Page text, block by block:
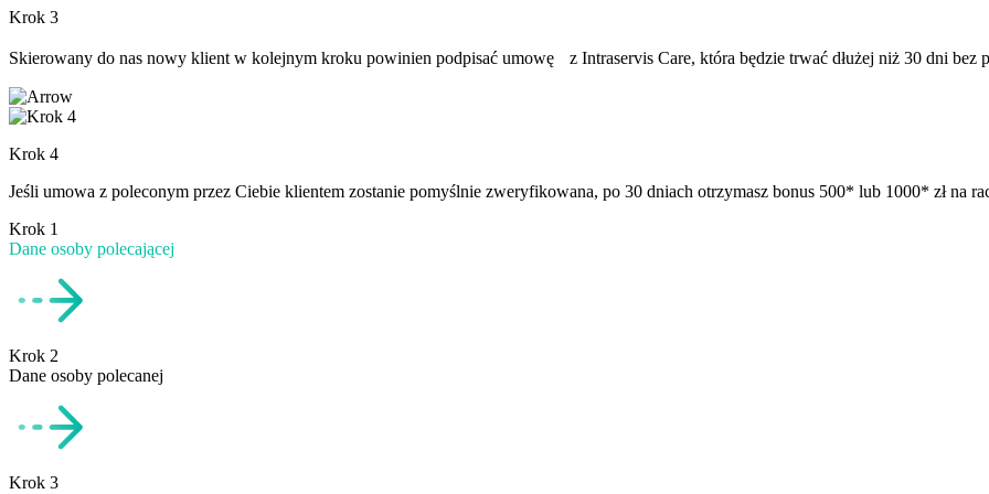
Krok 3
Skierowany do nas nowy klient w kolejnym kroku powinien podpisać umowę z Intraservis Care, która będzie trwać dłużej niż 30 dni bez
Krok 4
Jeśli umowa z poleconym przez Ciebie klientem zostanie pomyślnie zweryfikowana, po 30 dniach otrzymasz bonus 500* lub 1000* zł na
Krok 1
Dane osoby polecającej
Krok 2
Dane osoby polecanej
Krok 3